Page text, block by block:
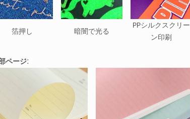
箔押し 暗闇で光る
PPシルクスクリー
ン印刷
ページ: